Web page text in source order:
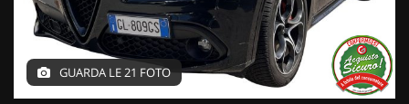
GUARDA LE 21 FOTO